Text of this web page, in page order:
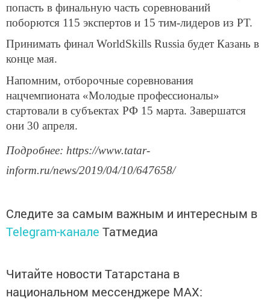
попасть в финальную часть соревнований
поборются 115 экспертов и 15 тим-лидеров из РТ.
Принимать финал WorldSkills Russia будет Казань в
конце мая.
Напомним, отборочные соревнования
нацчемпионата «Молодые профессионалы»
стартовали в субъектах РФ 15 марта. Завершатся
они 30 апреля.
Подробнее: https://www.tatar-
inform.ru/news/2019/04/10/647658/
Следите за самым важным и интересным в
Telegram-канале Татмедиа
Читайте новости Татарстана в
национальном мессенджере MАХ: